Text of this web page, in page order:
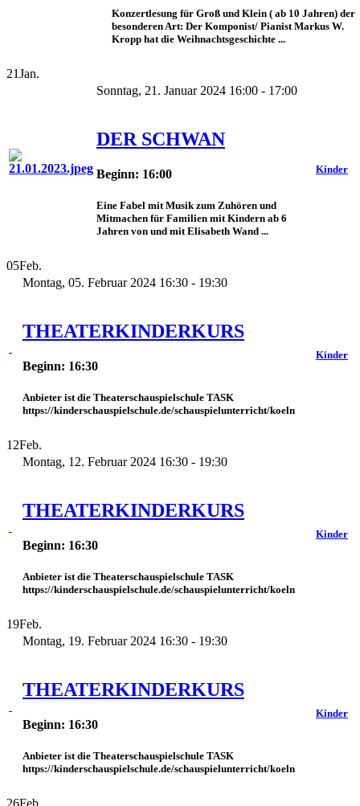
Konzertlesung für Groß und Klein ( ab 10 Jahren) der
besonderen Art: Der Komponist/ Pianist Markus W.
Kropp hat die Weihnachtsgeschichte ...
21Jan.
Sonntag, 21. Januar 2024 16:00 - 17:00
DER SCHWAN
Beginn: 16:00
Eine Fabel mit Musik zum Zuhören und
Mitmachen für Familien mit Kindern ab 6
Jahren von und mit Elisabeth Wand ...
Kinder
05Feb.
Montag, 05. Februar 2024 16:30 - 19:30
THEATERKINDERKURS
Beginn: 16:30
Anbieter ist die Theaterschauspielschule TASK
https://kinderschauspielschule.de/schauspielunterricht/koeln
Kinder
12Feb.
Montag, 12. Februar 2024 16:30 - 19:30
THEATERKINDERKURS
Beginn: 16:30
Anbieter ist die Theaterschauspielschule TASK
https://kinderschauspielschule.de/schauspielunterricht/koeln
Kinder
19Feb.
Montag, 19. Februar 2024 16:30 - 19:30
THEATERKINDERKURS
Beginn: 16:30
Anbieter ist die Theaterschauspielschule TASK
https://kinderschauspielschule.de/schauspielunterricht/koeln
Kinder
26Feb.